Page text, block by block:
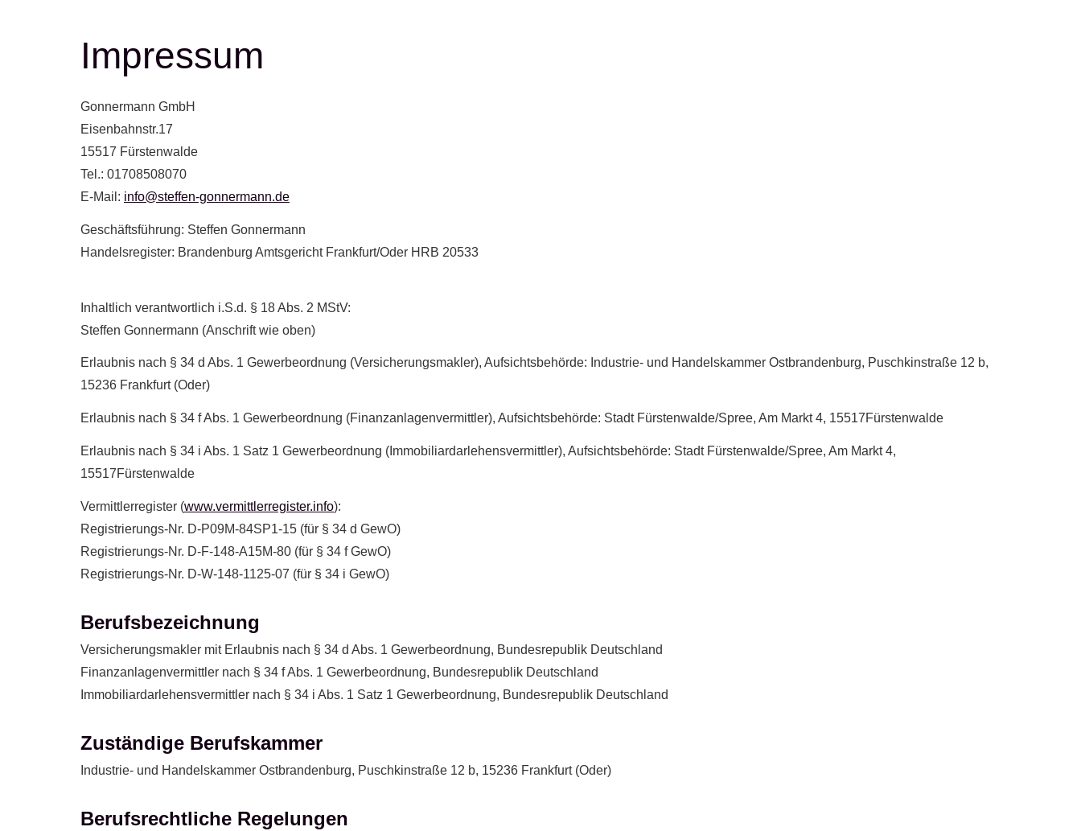
Impressum
Gonnermann GmbH
Eisenbahnstr.17
15517 Fürstenwalde
Tel.: 01708508070
E-Mail: info@steffen-gonnermann.de
Geschäftsführung: Steffen Gonnermann
Handelsregister: Brandenburg Amtsgericht Frankfurt/Oder HRB 20533
Inhaltlich verantwortlich i.S.d. § 18 Abs. 2 MStV:
Steffen Gonnermann (Anschrift wie oben)
Erlaubnis nach § 34 d Abs. 1 Gewerbeordnung (Ver­sicherungs­makler), Aufsichtsbehörde: Industrie- und Handelskammer Ostbrandenburg, Puschkinstraße 12 b,
15236 Frankfurt (Oder)
Erlaubnis nach § 34 f Abs. 1 Gewerbeordnung (Finanzanlagenvermittler), Aufsichtsbehörde: Stadt Fürstenwalde/Spree, Am Markt 4, 15517Fürstenwalde
Erlaubnis nach § 34 i Abs. 1 Satz 1 Gewerbeordnung (Immobiliardarlehensvermittler), Aufsichtsbehörde: Stadt Fürstenwalde/Spree, Am Markt 4,
15517Fürstenwalde
Vermittlerregister (www.vermittlerregister.info):
Registrierungs-Nr. D-P09M-84SP1-15 (für § 34 d GewO)
Registrierungs-Nr. D-F-148-A15M-80 (für § 34 f GewO)
Registrierungs-Nr. D-W-148-1125-07 (für § 34 i GewO)
Berufsbezeichnung
Ver­sicherungs­makler mit Erlaubnis nach § 34 d Abs. 1 Gewerbeordnung, Bundesrepublik Deutschland
Finanzanlagenvermittler nach § 34 f Abs. 1 Gewerbeordnung, Bundesrepublik Deutschland
Immobiliardarlehensvermittler nach § 34 i Abs. 1 Satz 1 Gewerbeordnung, Bundesrepublik Deutschland
Zuständige Berufskammer
Industrie- und Handelskammer Ostbrandenburg, Puschkinstraße 12 b, 15236 Frankfurt (Oder)
Berufsrechtliche Regelungen